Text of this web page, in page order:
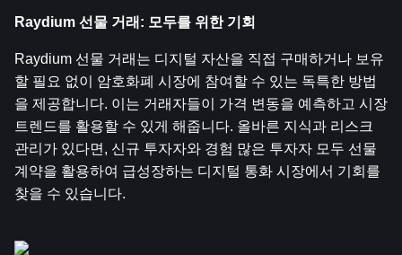
Raydium 선물 거래: 모두를 위한 기회
Raydium 선물 거래는 디지털 자산을 직접 구매하거나 보유
할 필요 없이 암호화폐 시장에 참여할 수 있는 독특한 방법
을 제공합니다. 이는 거래자들이 가격 변동을 예측하고 시장
트렌드를 활용할 수 있게 해줍니다. 올바른 지식과 리스크
관리가 있다면, 신규 투자자와 경험 많은 투자자 모두 선물
계약을 활용하여 급성장하는 디지털 통화 시장에서 기회를
찾을 수 있습니다.